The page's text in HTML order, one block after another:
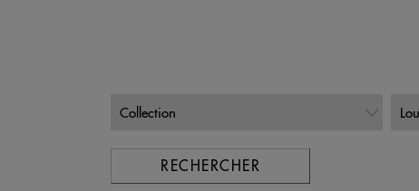
RECHERCHER